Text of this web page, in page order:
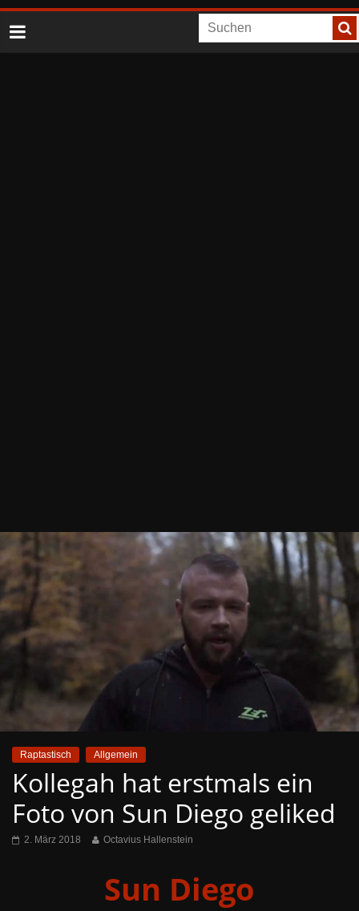
Raptastisch Allgemein
Kollegah hat erstmals ein
Foto von Sun Diego geliked
2. März 2018 Octavius Hallenstein
Sun Diego